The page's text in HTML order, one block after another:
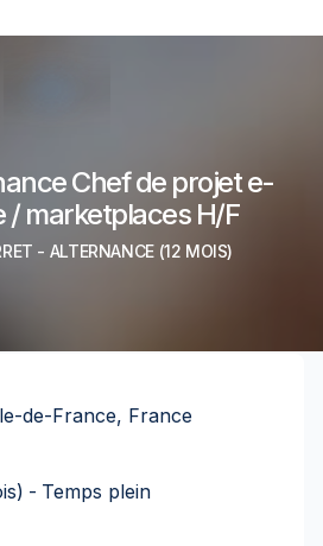
Chef de projet e-
/ marketplaces H/F
- ALTERNANCE(12 MOIS)
de-France, France
- Temps plein